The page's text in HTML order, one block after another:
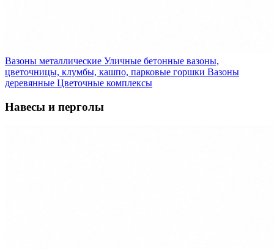
Вазоны металлические Уличные бетонные вазоны,
цветочницы, клумбы, кашпо, парковые горшки Вазоны
деревянные Цветочные комплексы
Навесы и перголы